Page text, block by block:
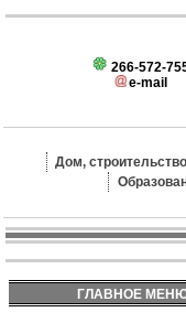
266-572-
e-mail
Дом,
ГЛАВНОЕ